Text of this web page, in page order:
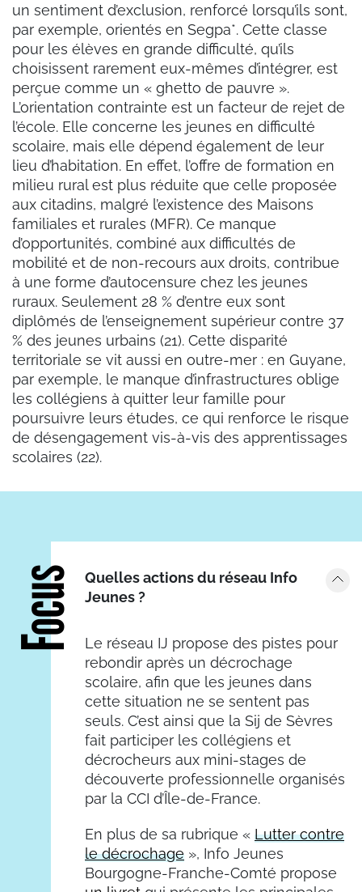
un sentiment d’exclusion, renforcé lorsqu’ils sont,
par exemple, orientés en Segpa*. Cette classe
pour les élèves en grande difficulté, qu’ils
choisissent rarement eux-mêmes d’intégrer, est
perçue comme un « ghetto de pauvre ».
L’orientation contrainte est un facteur de rejet de
l’école. Elle concerne les jeunes en difficulté
scolaire, mais elle dépend également de leur
lieu d’habitation. En effet, l’offre de formation en
milieu rural est plus réduite que celle proposée
aux citadins, malgré l’existence des Maisons
familiales et rurales (MFR). Ce manque
d’opportunités, combiné aux difficultés de
mobilité et de non-recours aux droits, contribue
à une forme d’autocensure chez les jeunes
ruraux. Seulement 28 % d’entre eux sont
diplômés de l’enseignement supérieur contre 37
% des jeunes urbains (21). Cette disparité
territoriale se vit aussi en outre-mer : en Guyane,
par exemple, le manque d’infrastructures oblige
les collégiens à quitter leur famille pour
poursuivre leurs études, ce qui renforce le risque
de désengagement vis-à-vis des apprentissages
scolaires (22).
Focus
Quelles actions du réseau Info
Jeunes ?
Le réseau IJ propose des pistes pour
rebondir après un décrochage
scolaire, afin que les jeunes dans
cette situation ne se sentent pas
seuls. C’est ainsi que la Sij de Sèvres
fait participer les collégiens et
décrocheurs aux mini-stages de
découverte professionnelle organisés
par la CCI d’Île-de-France.
En plus de sa rubrique « Lutter contre
le décrochage », Info Jeunes
Bourgogne-Franche-Comté propose